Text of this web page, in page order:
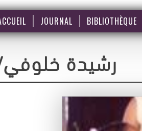
JOURNAL BIBLIOTHÈQUE
Vرشيدة خلوفي